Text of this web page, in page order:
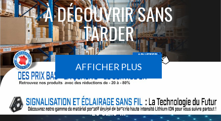
À DÉCOUVRIR SANS
TARDER
AFFICHER PLUS
Le sans-fil